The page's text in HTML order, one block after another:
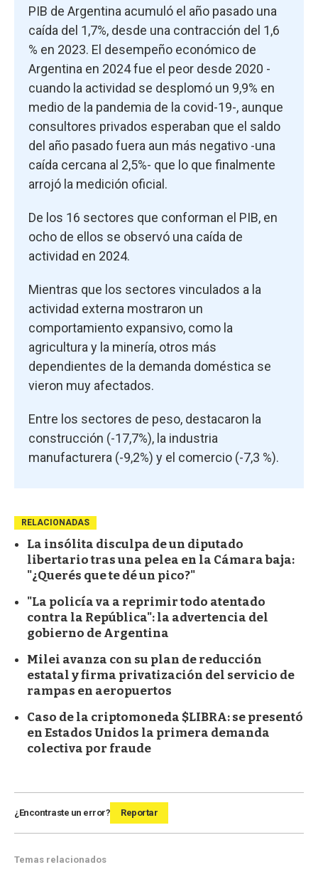
PIB de Argentina acumuló el año pasado una
caída del 1,7%, desde una contracción del 1,6
% en 2023. El desempeño económico de
Argentina en 2024 fue el peor desde 2020 -
cuando la actividad se desplomó un 9,9% en
medio de la pandemia de la covid-19-, aunque
consultores privados esperaban que el saldo
del año pasado fuera aun más negativo -una
caída cercana al 2,5%- que lo que finalmente
arrojó la medición oficial.
De los 16 sectores que conforman el PIB, en
ocho de ellos se observó una caída de
actividad en 2024.
Mientras que los sectores vinculados a la
actividad externa mostraron un
comportamiento expansivo, como la
agricultura y la minería, otros más
dependientes de la demanda doméstica se
vieron muy afectados.
Entre los sectores de peso, destacaron la
construcción (-17,7%), la industria
manufacturera (-9,2%) y el comercio (-7,3 %).
RELACIONADAS
La insólita disculpa de un diputado
libertario tras una pelea en la Cámara baja:
"¿Querés que te dé un pico?"
"La policía va a reprimir todo atentado
contra la República": la advertencia del
gobierno de Argentina
Milei avanza con su plan de reducción
estatal y firma privatización del servicio de
rampas en aeropuertos
Caso de la criptomoneda $LIBRA: se presentó
en Estados Unidos la primera demanda
colectiva por fraude
¿Encontraste un error? Reportar
Temas relacionados